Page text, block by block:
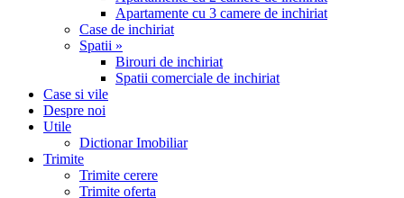
Apartamente cu 3 camere de inchiriat
Case de inchiriat
Spatii »
Birouri de inchiriat
Spatii comerciale de inchiriat
Case si vile
Despre noi
Utile
Dictionar Imobiliar
Trimite
Trimite cerere
Trimite oferta